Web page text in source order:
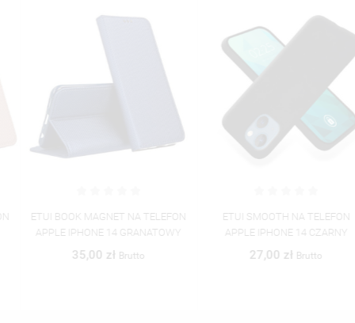
ETUI BOOK MAGNET NA TELEFON
APPLE IPHONE 14 GRANATOWY
35,00 złBrutto
ETUI SMOOTH NA TELEFON
APPLE IPHONE 14 CZARNY
27,00 złBrutto